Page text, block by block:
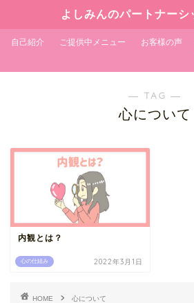
よしみんのパートナーシ
自己紹介 ご提供中メニュー お客様の声
― TAG ―
心について
心の仕組み
内観とは？
2022年3月1日
HOME 心について